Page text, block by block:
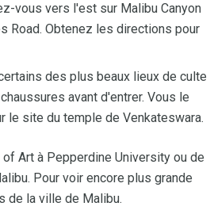
vous vers l'est sur Malibu Canyon
Road. Obtenez les directions pour
des plus beaux lieux de culte
avant d'entrer. Vous le
le site du temple de Venkateswara.
Art à Pepperdine University ou de
Pour voir encore plus grande
de la ville de Malibu.